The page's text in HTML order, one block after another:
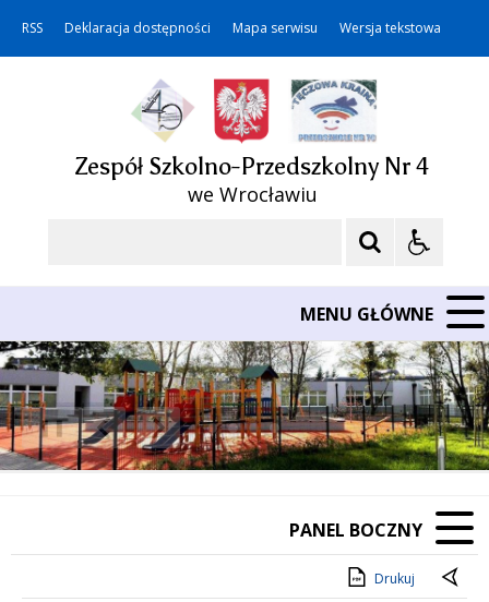
RSS Deklaracja dostępności Mapa serwisu Wersja tekstowa
Zespół Szkolno-Przedszkolny Nr 4
we Wrocławiu
MENU GŁÓWNE
Poprzedni Element
Następny Element
❚❚
PANEL BOCZNY
Drukuj